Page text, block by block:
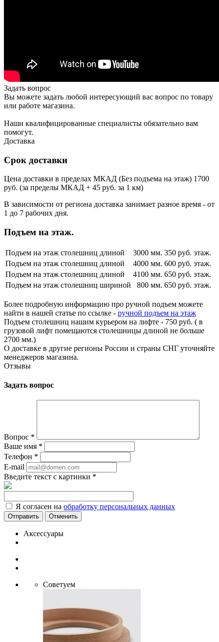
Задать вопрос
Вы можете задать любой интересующий вас вопрос по товару
или работе магазина.
Наши квалифицированные специалисты обязательно вам
помогут.
Доставка
Срок доставки
Цена доставки в пределах МКАД (Без подъема на этаж) 1700
руб. (за пределы МКАД + 45 руб. за 1 км)
В зависимости от региона доставка занимает разное время - от
1 до 7 рабочих дня.
Подъем на этаж.
Подъем на этаж столешниц длиной 3000 мм. 350 руб. этаж.
Подъем на этаж столешниц длиной
4000 мм. 600 руб. этаж.
Подъем на этаж столешниц длиной
4100 мм. 650 руб. этаж.
Подъем на этаж столешниц шириной
800 мм. 650 руб. этаж.
Более подробную информацию про ручной подъем можете
найти в нашей статье по ссылке - ручной подъем на этаж
Подъем столешниц нашим курьером на лифте - 750 руб. ( в
грузовой лифт помещаются столешницы длиной не больше
2700 мм.)
О доставке в другие регионы России и страны СНГ уточняйте
менеджеров магазина.
Отзывы
Задать вопрос
Вопрос *
Ваше имя *
Телефон *
E-mail
Введите текст с картинки *
Я согласен на обработку персональных данных
Отменить
Аксессуары
Советуем